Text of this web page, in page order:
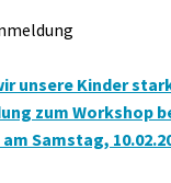
unsere Kinder
zum Workshop
Samstag,